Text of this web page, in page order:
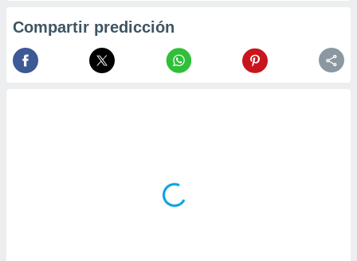
Compartir predicción